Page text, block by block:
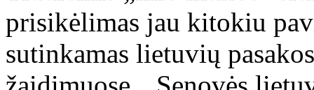
prisikėlimas jau kitokiu
sutinkamas lietuvių